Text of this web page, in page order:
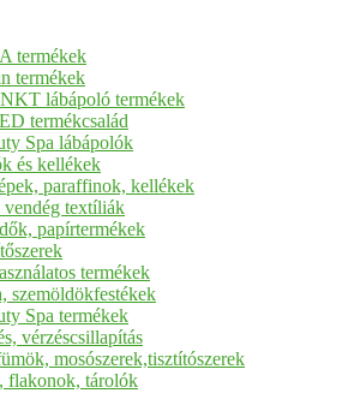
termékek
termékek
lábápoló termékek
termékcsalád
Spa lábápolók
és kellékek
paraffinok, kellékek
vendég textíliák
papírtermékek
termékek
szemöldökfestékek
Spa termékek
vérzéscsillapítás
mosószerek,tisztítószerek
flakonok, tárolók